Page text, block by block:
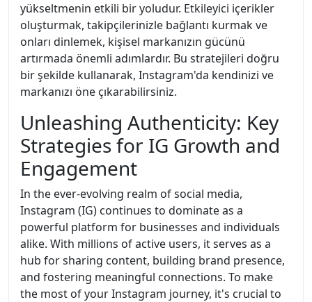
yükseltmenin etkili bir yoludur. Etkileyici içerikler
oluşturmak, takipçilerinizle bağlantı kurmak ve
onları dinlemek, kişisel markanızın gücünü
artırmada önemli adımlardır. Bu stratejileri doğru
bir şekilde kullanarak, Instagram'da kendinizi ve
markanızı öne çıkarabilirsiniz.
Unleashing Authenticity: Key
Strategies for IG Growth and
Engagement
In the ever-evolving realm of social media,
Instagram (IG) continues to dominate as a
powerful platform for businesses and individuals
alike. With millions of active users, it serves as a
hub for sharing content, building brand presence,
and fostering meaningful connections. To make
the most of your Instagram journey, it's crucial to